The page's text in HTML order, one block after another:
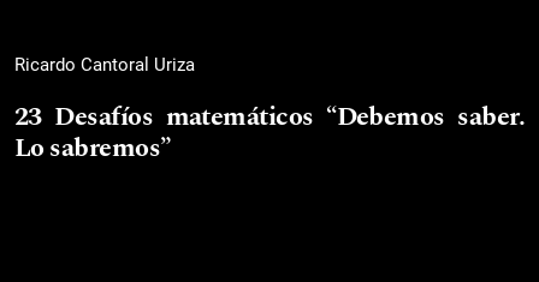
Ricardo Cantoral Uriza
23 Desafíos matemáticos “Debemos saber.
Lo sabremos”